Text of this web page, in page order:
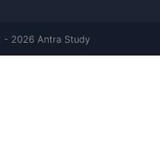
- 2026 Antra Study